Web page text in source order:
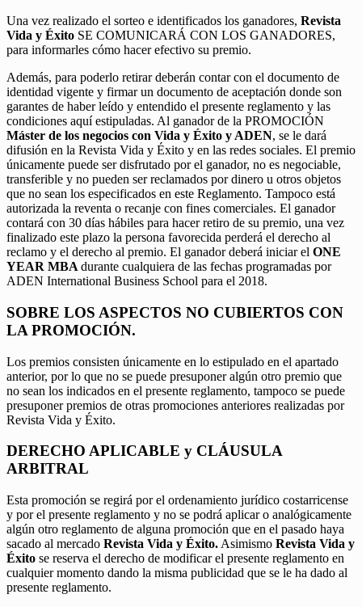
Una vez realizado el sorteo e identificados los ganadores, Revista
Vida y Éxito SE COMUNICARÁ CON LOS GANADORES,
para informarles cómo hacer efectivo su premio.
Además, para poderlo retirar deberán contar con el documento de
identidad vigente y firmar un documento de aceptación donde son
garantes de haber leído y entendido el presente reglamento y las
condiciones aquí estipuladas. Al ganador de la PROMOCIÓN
Máster de los negocios con Vida y Éxito y ADEN, se le dará
difusión en la Revista Vida y Éxito y en las redes sociales. El premio
únicamente puede ser disfrutado por el ganador, no es negociable,
transferible y no pueden ser reclamados por dinero u otros objetos
que no sean los especificados en este Reglamento. Tampoco está
autorizada la reventa o recanje con fines comerciales. El ganador
contará con 30 días hábiles para hacer retiro de su premio, una vez
finalizado este plazo la persona favorecida perderá el derecho al
reclamo y el derecho al premio. El ganador deberá iniciar el ONE
YEAR MBA durante cualquiera de las fechas programadas por
ADEN International Business School para el 2018.
SOBRE LOS ASPECTOS NO CUBIERTOS CON
LA PROMOCIÓN.
Los premios consisten únicamente en lo estipulado en el apartado
anterior, por lo que no se puede presuponer algún otro premio que
no sean los indicados en el presente reglamento, tampoco se puede
presuponer premios de otras promociones anteriores realizadas por
Revista Vida y Éxito.
DERECHO APLICABLE y CLÁUSULA
ARBITRAL
Esta promoción se regirá por el ordenamiento jurídico costarricense
y por el presente reglamento y no se podrá aplicar o analógicamente
algún otro reglamento de alguna promoción que en el pasado haya
sacado al mercado Revista Vida y Éxito. Asimismo Revista Vida y
Éxito se reserva el derecho de modificar el presente reglamento en
cualquier momento dando la misma publicidad que se le ha dado al
presente reglamento.